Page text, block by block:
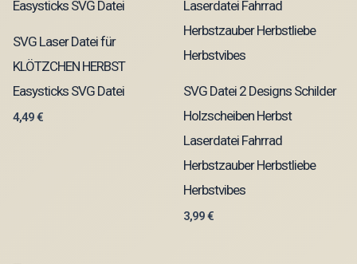
SVG Laser Datei für
KLÖTZCHEN HERBST
Easysticks SVG Datei
4,49€
SVG Datei 2 Designs Schilder
Holzscheiben Herbst
Laserdatei Fahrrad
Herbstzauber Herbstliebe
Herbstvibes
3,99€